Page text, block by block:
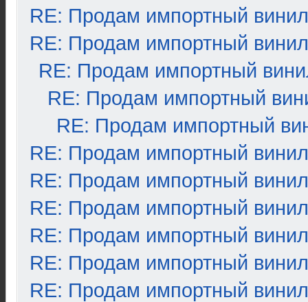
RE: Продам импортный винил
RE: Продам импортный винил
RE: Продам импортный
RE: Продам импортный
RE: Продам импортный
RE: Продам импортный винил
RE: Продам импортный винил
RE: Продам импортный винил
RE: Продам импортный винил
RE: Продам импортный винил
RE: Продам импортный винил